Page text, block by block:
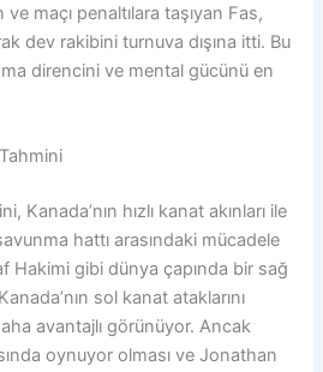
maçı penaltılara taşıyan Fas,
dev rakibini turnuva dışına itti. Bu
direncini ve mental gücünü en
Kanada’nın hızlı kanat akınları ile
hattı arasındaki mücadele
Hakimi gibi dünya çapında bir sağ
sol kanat ataklarını
avantajlı görünüyor. Ancak
oynuyor olması ve Jonathan